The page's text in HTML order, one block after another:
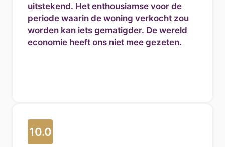
uitstekend. Het enthousiamse voor de
periode waarin de woning verkocht zou
worden kan iets gematigder. De wereld
economie heeft ons niet mee gezeten.
10.0